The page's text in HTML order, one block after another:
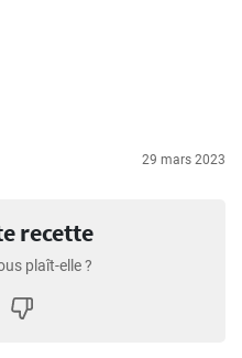
29 mars 2023
recette
plaît-elle ?